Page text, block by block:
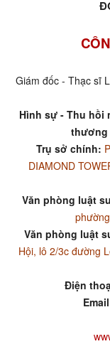
Giám đốc - Thạc sĩ
Hình sự - Thu hồi
thương
Trụ sở chính:
DIAMOND
Văn phòng luật
Văn phòng luật
Hội, lô 2/3c đường
Điện